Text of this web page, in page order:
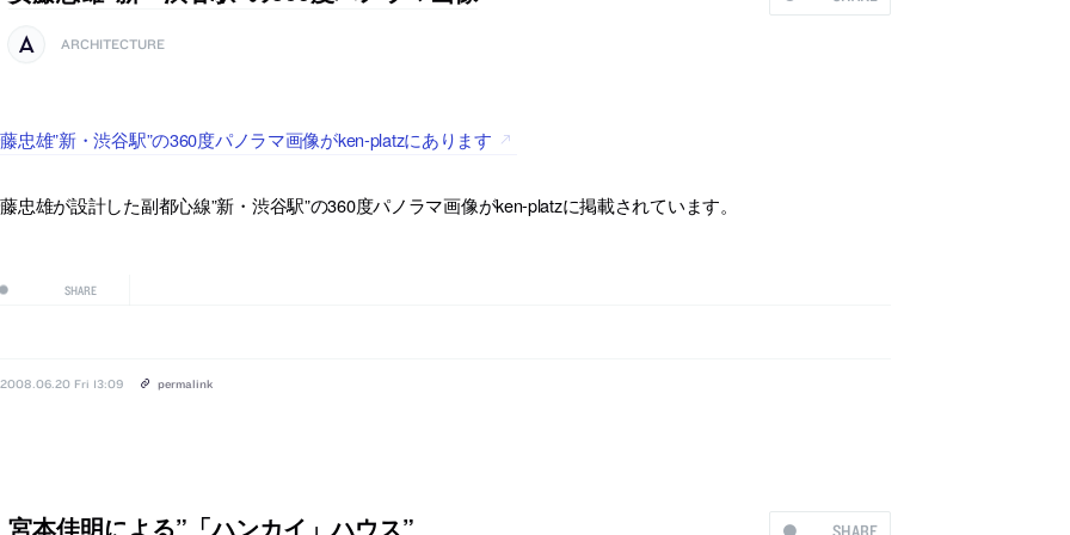
ARCHITECTURE
忠雄”新・渋谷駅”の360度パノラマ画像がken-platzにあります
忠雄が設計した副都心線”新・渋谷駅”の360度パノラマ画像がken-platzに掲載されています。
SHARE
2008.06.20 Fri 13:09 permalink
宮本佳明による”「ハンカイ」ハウス”